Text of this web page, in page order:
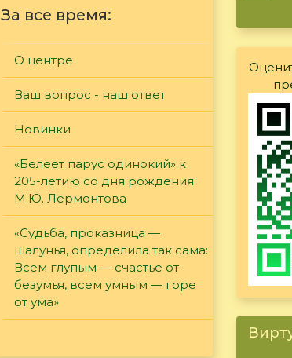
За все время:
О центре
Ваш вопрос - наш ответ
Новинки
«Белеет парус одинокий» к
205-летию со дня рождения
М.Ю. Лермонтова
«Судьба, проказница —
шалунья, определила так сама:
Всем глупым — счастье от
безумья, всем умным — горе
от ума»